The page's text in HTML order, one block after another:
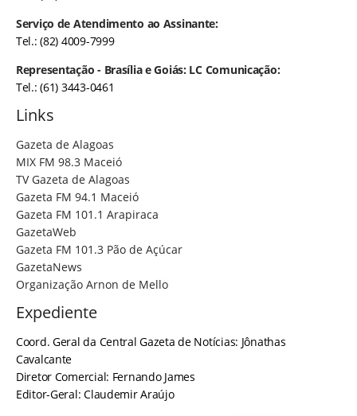
Serviço de Atendimento ao Assinante:
Tel.: (82) 4009-7999
Representação - Brasília e Goiás: LC Comunicação:
Tel.: (61) 3443-0461
Links
Gazeta de Alagoas
MIX FM 98.3 Maceió
TV Gazeta de Alagoas
Gazeta FM 94.1 Maceió
Gazeta FM 101.1 Arapiraca
GazetaWeb
Gazeta FM 101.3 Pão de Açúcar
GazetaNews
Organização Arnon de Mello
Expediente
Coord. Geral da Central Gazeta de Notícias: Jônathas
Cavalcante
Diretor Comercial: Fernando James
Editor-Geral: Claudemir Araújo